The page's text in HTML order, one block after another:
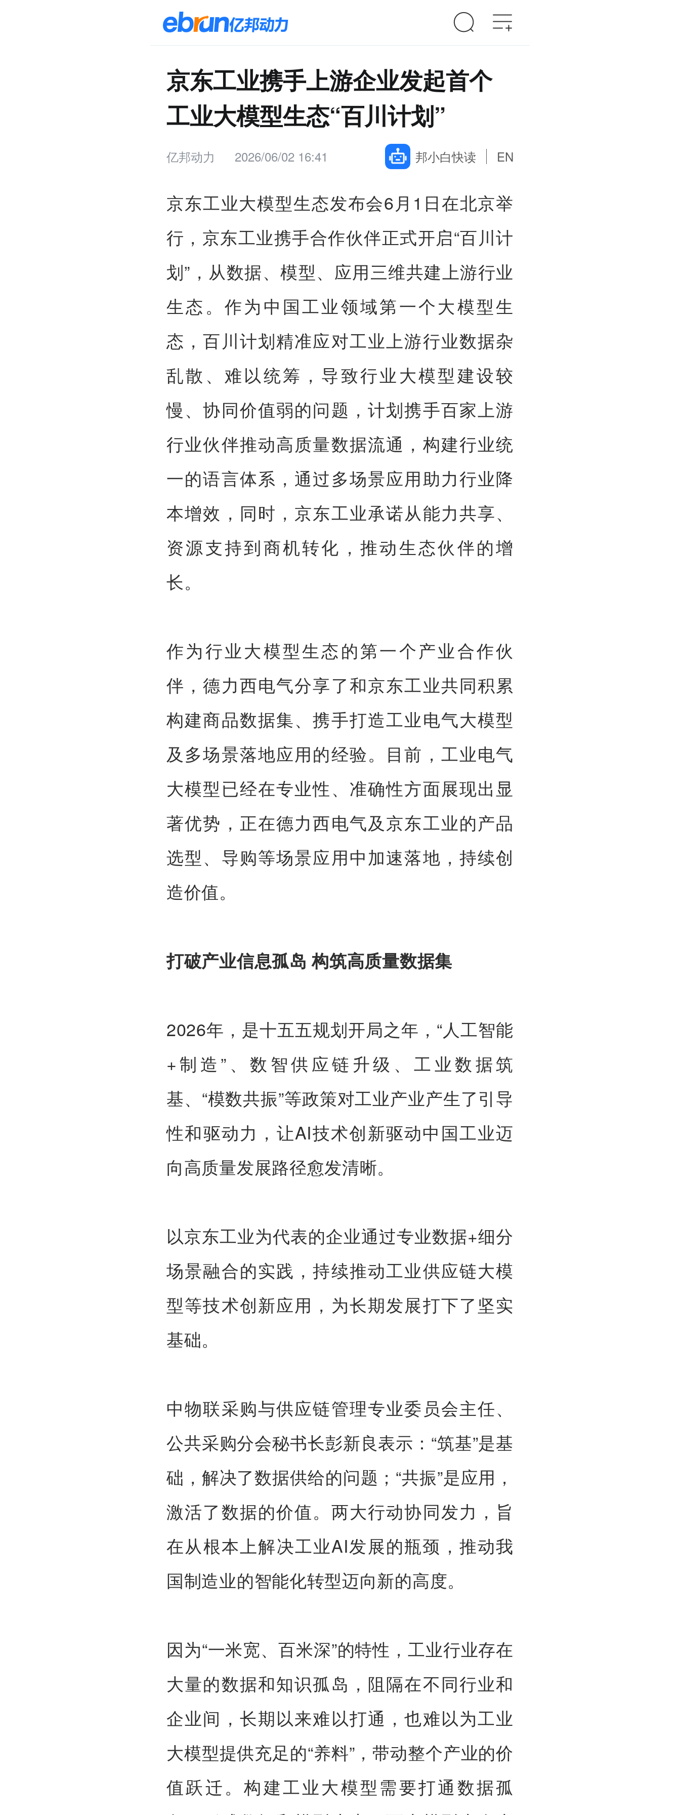
京东工业携手上游企业发起首个
工业大模型生态“百川计划”
亿邦动力 2026/06/02 16:41 邦小白快读 EN
京东工业大模型生态发布会6月1日在北京举
行，京东工业携手合作伙伴正式开启“百川计
划”，从数据、模型、应用三维共建上游行业
生态。作为中国工业领域第一个大模型生
态，百川计划精准应对工业上游行业数据杂
乱散、难以统筹，导致行业大模型建设较
慢、协同价值弱的问题，计划携手百家上游
行业伙伴推动高质量数据流通，构建行业统
一的语言体系，通过多场景应用助力行业降
本增效，同时，京东工业承诺从能力共享、
资源支持到商机转化，推动生态伙伴的增
长。
作为行业大模型生态的第一个产业合作伙
伴，德力西电气分享了和京东工业共同积累
构建商品数据集、携手打造工业电气大模型
及多场景落地应用的经验。目前，工业电气
大模型已经在专业性、准确性方面展现出显
著优势，正在德力西电气及京东工业的产品
选型、导购等场景应用中加速落地，持续创
造价值。
打破产业信息孤岛 构筑高质量数据集
2026年，是十五五规划开局之年，“人工智能
+制造”、数智供应链升级、工业数据筑
基、“模数共振”等政策对工业产业产生了引导
性和驱动力，让AI技术创新驱动中国工业迈
向高质量发展路径愈发清晰。
以京东工业为代表的企业通过专业数据+细分
场景融合的实践，持续推动工业供应链大模
型等技术创新应用，为长期发展打下了坚实
基础。
中物联采购与供应链管理专业委员会主任、
公共采购分会秘书长彭新良表示：“筑基”是基
础，解决了数据供给的问题；“共振”是应用，
激活了数据的价值。两大行动协同发力，旨
在从根本上解决工业AI发展的瓶颈，推动我
国制造业的智能化转型迈向新的高度。
因为“一米宽、百米深”的特性，工业行业存在
大量的数据和知识孤岛，阻隔在不同行业和
企业间，长期以来难以打通，也难以为工业
大模型提供充足的“养料”，带动整个产业的价
值跃迁。构建工业大模型需要打通数据孤